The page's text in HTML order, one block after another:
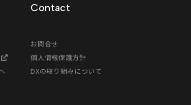
Contact
お問合せ
個人情報保護方針
DXの取り組みについて